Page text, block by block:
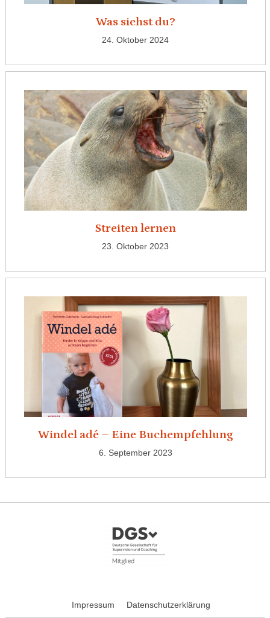
Was siehst du?
24. Oktober 2024
Streiten lernen
23. Oktober 2023
Windel adé – Eine Buchempfehlung
6. September 2023
Impressum Datenschutzerklärung